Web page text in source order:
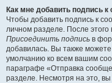
Как мне добавить подпись
Чтобы добавить подпись к
личном разделе. После
Присоединить подпись в
добавилась. Вы также
умолчанию ко всем вашим
параграфе «Отправка
разделе. Несмотря на это,